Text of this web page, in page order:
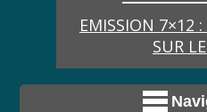
EMISSION 7×12
SUR